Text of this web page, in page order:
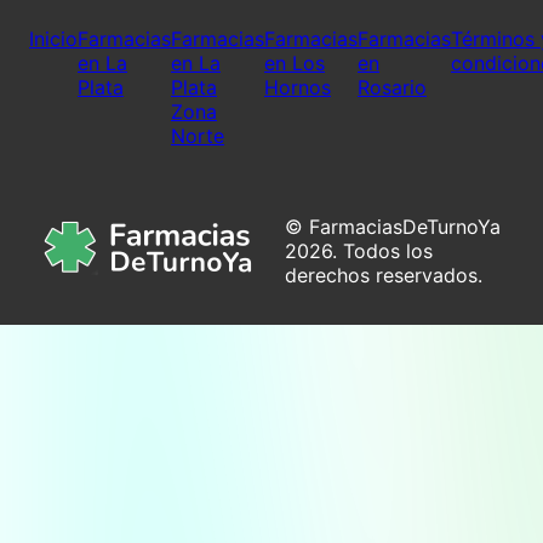
InicioFarmacias
en La
Plata
Farmacias
en La
Plata
Zona
Norte
Farmacias
en Los
Hornos
Farmacias
en
Rosario
Términos
© FarmaciasDeTurnoYa
2026. Todos los
derechos reservados.